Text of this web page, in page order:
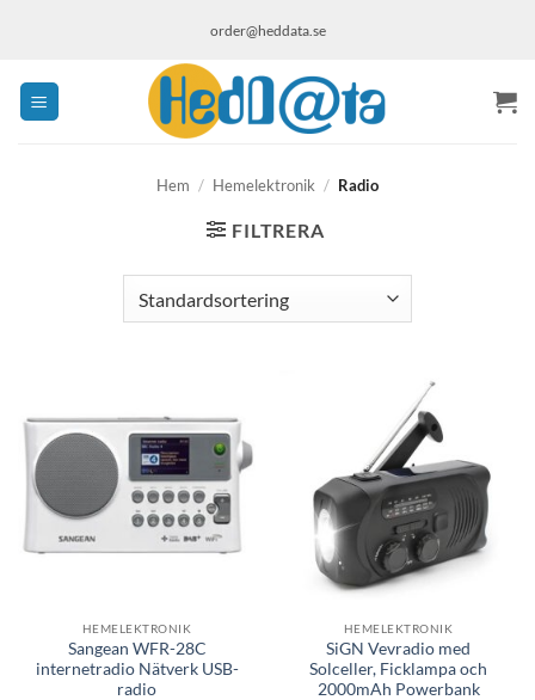
order@heddata.se
Hem / Hemelektronik / Radio
FILTRERA
HEMELEKTRONIK
Sangean WFR-28C
internetradio Nätverk USB-
radio
HEMELEKTRONIK
SiGN Vevradio med
Solceller, Ficklampa och
2000mAh Powerbank